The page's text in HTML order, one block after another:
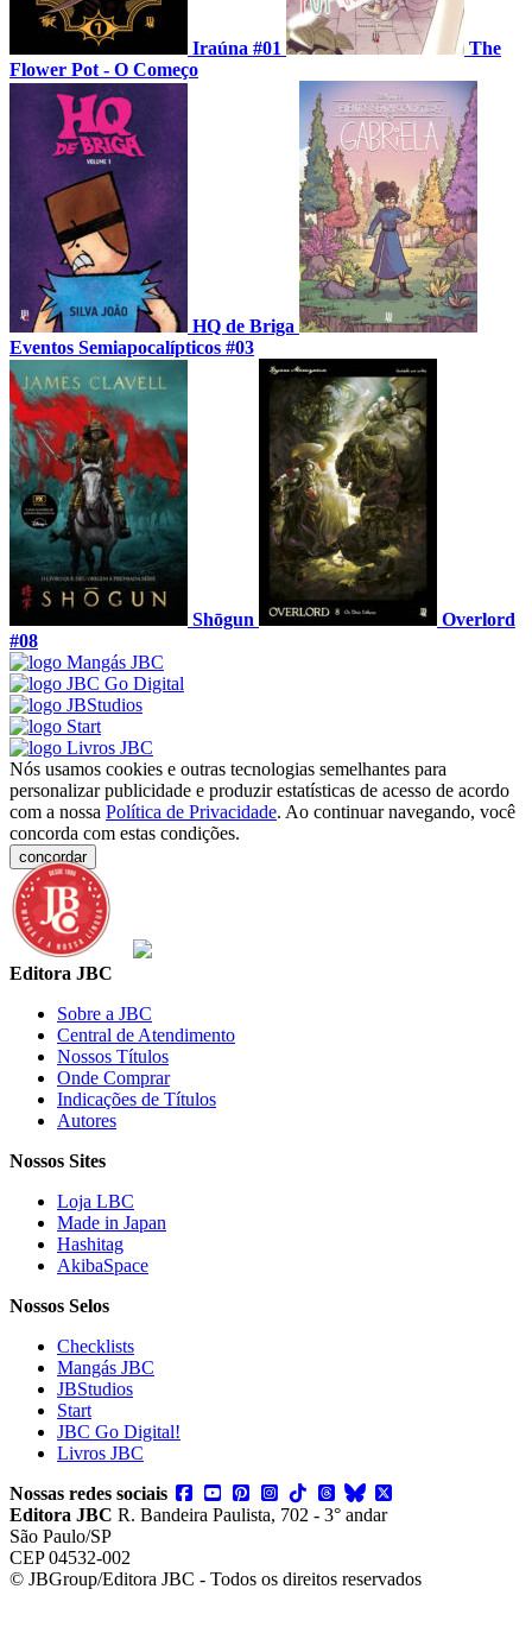
Iraúna #01
The
Flower Pot - O Começo
HQ de Briga
Eventos Semiapocalípticos #03
Shōgun
Overlord
#08
Nós usamos cookies e outras tecnologias semelhantes para
personalizar publicidade e produzir estatísticas de acesso de acordo
com a nossa Política de Privacidade. Ao continuar navegando, você
concorda com estas condições.
concordar
Editora JBC
Sobre a JBC
Central de Atendimento
Nossos Títulos
Onde Comprar
Indicações de Títulos
Autores
Nossos Sites
Loja LBC
Made in Japan
Hashitag
AkibaSpace
Nossos Selos
Checklists
Mangás JBC
JBStudios
Start
JBC Go Digital!
Livros JBC
Nossas redes sociais
Editora JBC R. Bandeira Paulista, 702 - 3° andar
São Paulo/SP
CEP 04532-002
© JBGroup/Editora JBC - Todos os direitos reservados